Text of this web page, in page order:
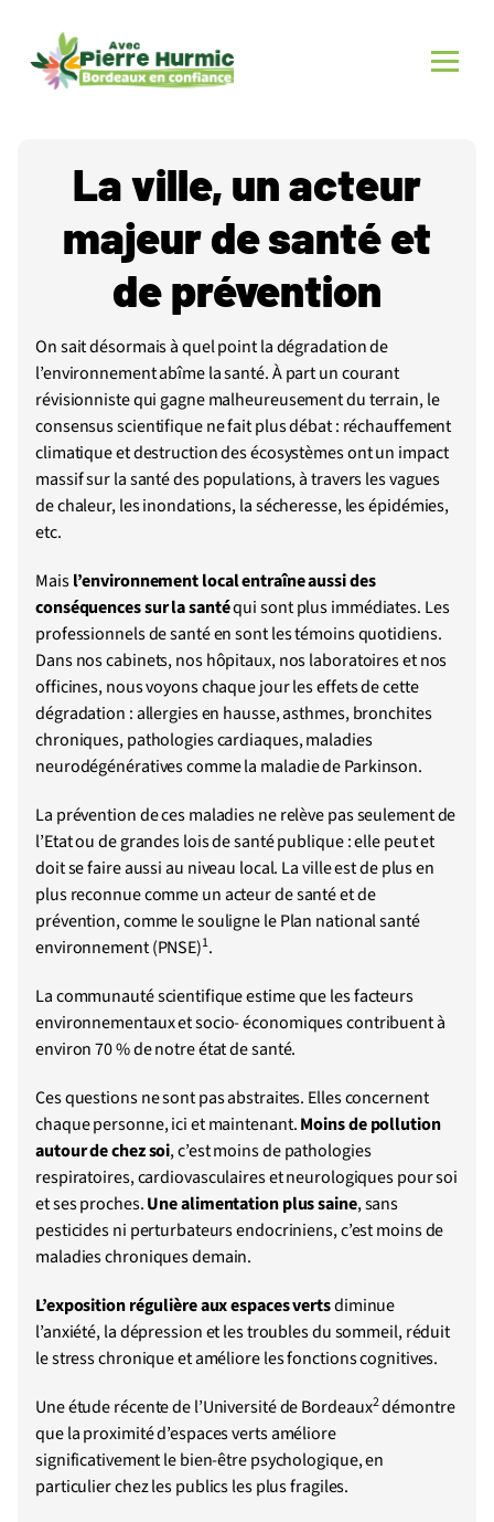
La ville, un acteur
majeur de santé et
de prévention
On sait désormais à quel point la dégradation de
l’environnement abîme la santé. À part un courant
révisionniste qui gagne malheureusement du terrain, le
consensus scientifique ne fait plus débat : réchauffement
climatique et destruction des écosystèmes ont un impact
massif sur la santé des populations, à travers les vagues
de chaleur, les inondations, la sécheresse, les épidémies,
etc.
Maisl’environnement local entraîne aussi des
conséquences sur la santéqui sont plus immédiates. Les
professionnels de santé en sont les témoins quotidiens.
Dans nos cabinets, nos hôpitaux, nos laboratoires et nos
officines, nous voyons chaque jour les effets de cette
dégradation : allergies en hausse, asthmes, bronchites
chroniques, pathologies cardiaques, maladies
neurodégénératives comme la maladie de Parkinson.
La prévention de ces maladies ne relève pas seulement de
l’Etat ou de grandes lois de santé publique : elle peut et
doit se faire aussi au niveau local. La ville est de plus en
plus reconnue comme un acteur de santé et de
prévention, comme le souligne le Plan national santé
environnement (PNSE)1.
La communauté scientifique estime que les facteurs
environnementaux et socio- économiques contribuent à
environ 70 % de notre état de santé.
Ces questions ne sont pas abstraites. Elles concernent
chaque personne, ici et maintenant.Moins de pollution
autour de chez soi, c’est moins de pathologies
respiratoires, cardiovasculaires et neurologiques pour soi
et ses proches.Une alimentation plus saine, sans
pesticides ni perturbateurs endocriniens, c’est moins de
maladies chroniques demain.
L’exposition régulière aux espaces vertsdiminue
l’anxiété, la dépression et les troubles du sommeil, réduit
le stress chronique et améliore les fonctions cognitives.
Une étude récente de l’Université de Bordeaux2démontre
que la proximité d’espaces verts améliore
significativement le bien-être psychologique, en
particulier chez les publics les plus fragiles.